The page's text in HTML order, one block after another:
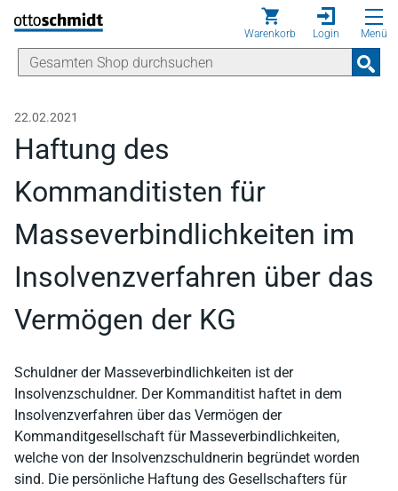
Direkt zum Inhalt
Warenkorb Login Menü
22.02.2021
Haftung des
Kommanditisten für
Masseverbindlichkeiten im
Insolvenzverfahren über das
Vermögen der KG
Schuldner der Masseverbindlichkeiten ist der
Insolvenzschuldner. Der Kommanditist haftet in dem
Insolvenzverfahren über das Vermögen der
Kommanditgesellschaft für Masseverbindlichkeiten,
welche von der Insolvenzschuldnerin begründet worden
sind. Die persönliche Haftung des Gesellschafters für